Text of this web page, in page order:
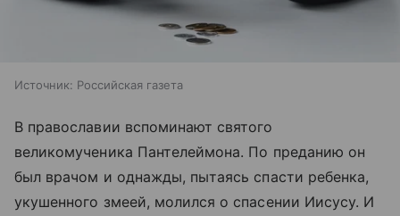
Источник: Российская газета
В православии вспоминают святого
великомученика Пантелеймона. По преданию он
был врачом и однажды, пытаясь спасти ребенка,
укушенного змеей, молился о спасении Иисусу. И